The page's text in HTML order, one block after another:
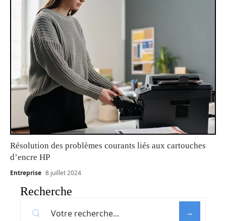
Résolution des problèmes courants liés aux cartouches
d’encre HP
Entreprise 8 juillet 2024
Recherche